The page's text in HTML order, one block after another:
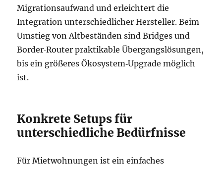
Migrationsaufwand und erleichtert die
Integration unterschiedlicher Hersteller. Beim
Umstieg von Altbeständen sind Bridges und
Border‑Router praktikable Übergangslösungen,
bis ein größeres Ökosystem‑Upgrade möglich
ist.
Konkrete Setups für
unterschiedliche Bedürfnisse
Für Mietwohnungen ist ein einfaches